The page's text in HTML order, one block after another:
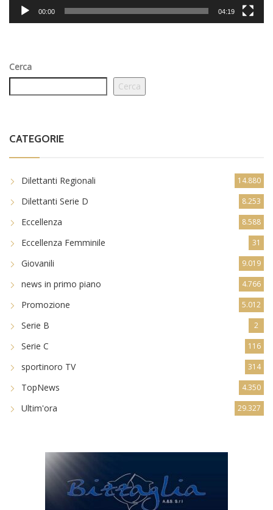
00:00 04:19
Cerca
Cerca
CATEGORIE
Dilettanti Regionali 14.880
Dilettanti Serie D 8.253
Eccellenza 8.588
Eccellenza Femminile 31
Giovanili 9.019
news in primo piano 4.766
Promozione 5.012
Serie B 2
Serie C 116
sportinoro TV 314
TopNews 4.350
Ultim'ora 29.327